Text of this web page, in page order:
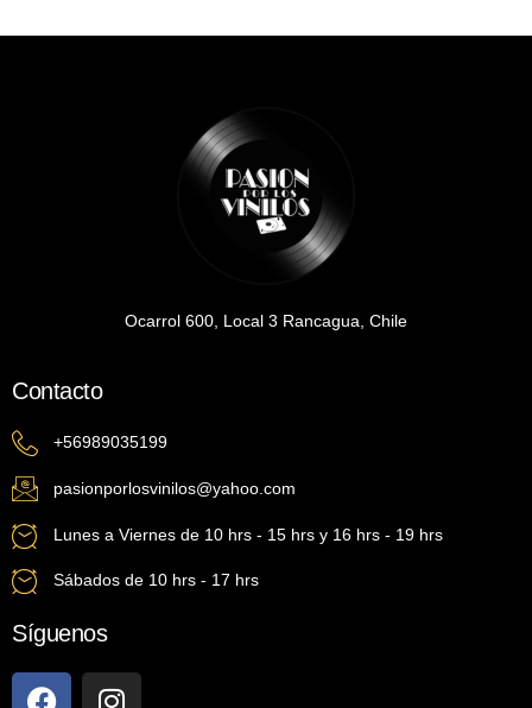
Ocarrol 600, Local 3 Rancagua, Chile
Contacto
+56989035199
pasionporlosvinilos@yahoo.com
Lunes a Viernes de 10 hrs - 15 hrs y 16 hrs - 19 hrs
Sábados de 10 hrs - 17 hrs
Síguenos